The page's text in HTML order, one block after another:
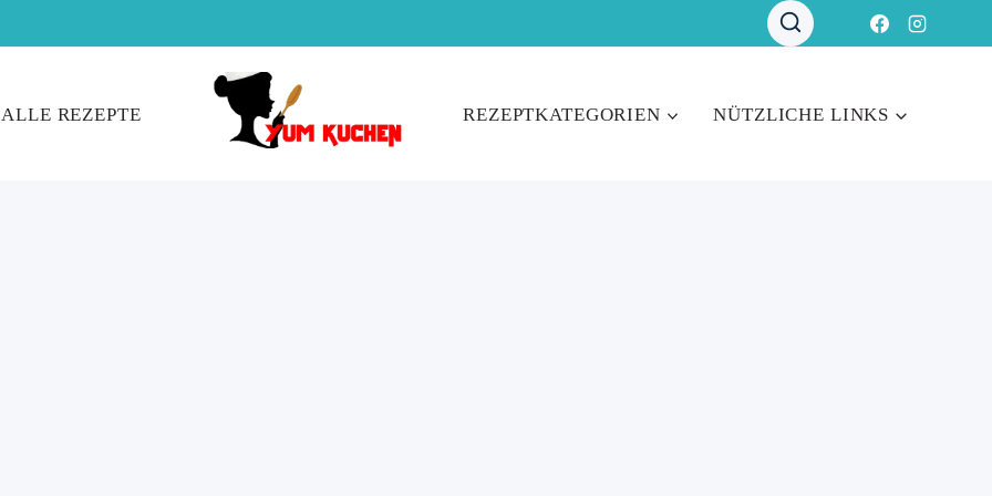
ALLE REZEPTE REZEPTKATEGORIEN NÜTZLICHE LINKS